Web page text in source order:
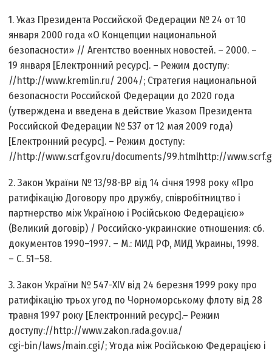
1. Указ Президента Российской Федерации № 24 от 10
января 2000 года «О Концепции национальной
безопасности» // Агентство военных новостей. – 2000. –
19 января [Електронний ресурс]. – Режим доступу:
//http://www.kremlin.ru/ 2004/; Стратегия национальной
безопасности Российской Федерации до 2020 года
(утверждена и введена в действие Указом Президента
Российской Федерации № 537 от 12 мая 2009 года)
[Електронний ресурс]. – Режим доступу:
//http://www.scrf.gov.ru/documents/99.htmlhttp://
2. Закон України № 13/98-ВР від 14 січня 1998 року «Про
ратифікацію Договору про дружбу, співробітництво і
партнерство між Україною і Російською Федерацією»
(Великий договір) / Российско-украинские отношения: сб.
документов 1990–1997. – М.: МИД РФ, МИД Украины, 1998.
– С. 51–58.
3. Закон України № 547-XIV від 24 березня 1999 року про
ратифікацію трьох угод по Чорноморському флоту від 28
травня 1997 року [Електронний ресурс].– Режим
доступу://http://www.zakon.rada.gov.ua/
cgi-bin/laws/main.cgi/; Угода між Російською Федерацією і